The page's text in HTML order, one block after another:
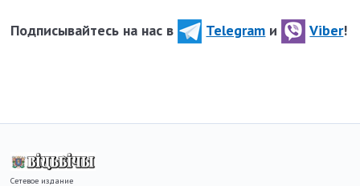
Подписывайтесь на нас в Telegram и Viber!
Сетевое издание